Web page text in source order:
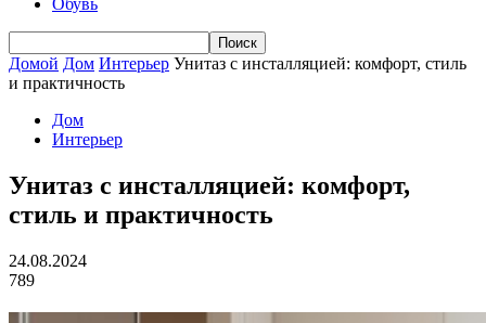
Обувь
Домой Дом Интерьер Унитаз с инсталляцией: комфорт, стиль
и практичность
Дом
Интерьер
Унитаз с инсталляцией: комфорт,
стиль и практичность
24.08.2024
789